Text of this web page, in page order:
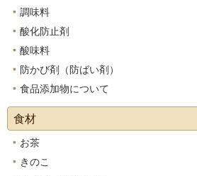
調味料
酸化防止剤
酸味料
防かび剤（防ばい剤）
食品添加物について
食材
お茶
きのこ